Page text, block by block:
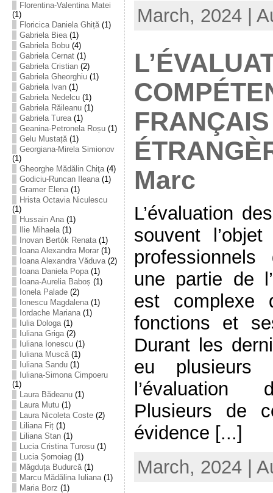
Florentina-Valentina Matei
(1)
Floricica Daniela Ghiță(1)
Gabriela Biea(1)
Gabriela Bobu(4)
Gabriela Cernat(1)
Gabriela Cristian(2)
Gabriela Gheorghiu(1)
Gabriela Ivan(1)
Gabriela Nedelcu(1)
Gabriela Răileanu(1)
Gabriela Turea(1)
Geanina-Petronela Roșu(1)
Gelu Mustață(1)
Georgiana-Mirela Simionov
(1)
Gheorghe Mădălin Chiţa(4)
Godiciu-Runcan Ileana(1)
Gramer Elena(1)
Hrista Octavia Niculescu
(1)
Hussain Ana(1)
Ilie Mihaela(1)
Inovan Bertók Renata(1)
Ioana Alexandra Morar(1)
Ioana Alexandra Văduva(2)
Ioana Daniela Popa(1)
Ioana-Aurelia Baboș (1)
Ionela Palade(2)
Ionescu Magdalena(1)
Iordache Mariana(1)
Iulia Dologa(1)
Iuliana Griga(2)
Iuliana Ionescu(1)
Iuliana Muscă(1)
Iuliana Sandu(1)
Iuliana-Simona Cimpoeru
(1)
Laura Bădeanu(1)
Laura Mutu(1)
Laura Nicoleta Coste(2)
Liliana Fiț(1)
Liliana Stan(1)
Lucia Cristina Turosu(1)
Lucia Șomoiag(1)
Măgduța Budurcă(1)
Marcu Mădălina Iuliana(1)
Maria Borz (1)
March, 2024 |
Marc
L’évaluation
souvent
professionnels
une partie de
est complexe
fonctions et
Durant les
eu
l’évaluation
Plusieurs de
évidence [...]
March, 2024 |